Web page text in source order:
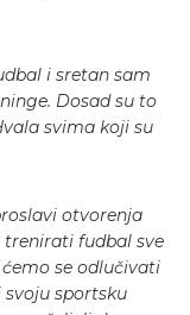
i sretan sam
Dosad su to
svima koji su
otvorenja
trenirati fudbal sve
ćemo se odlučivati
sportsku